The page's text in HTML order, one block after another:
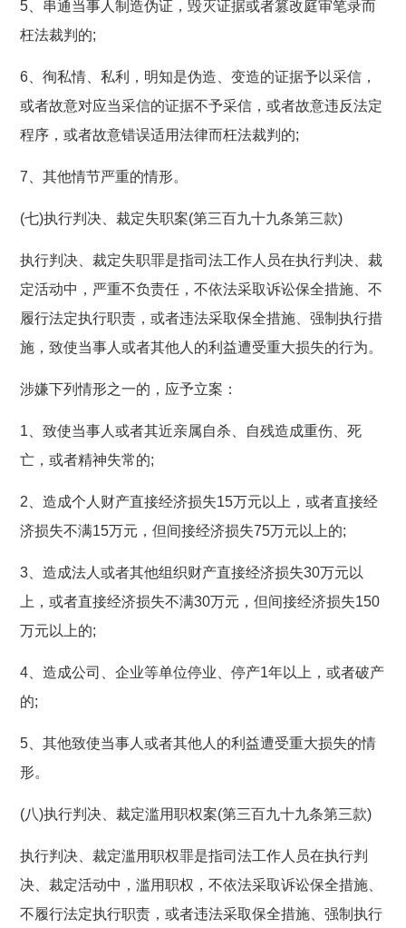
5、串通当事人制造伪证，毁灭证据或者篡改庭审笔录而
枉法裁判的;
6、徇私情、私利，明知是伪造、变造的证据予以采信，
或者故意对应当采信的证据不予采信，或者故意违反法定
程序，或者故意错误适用法律而枉法裁判的;
7、其他情节严重的情形。
(七)执行判决、裁定失职案(第三百九十九条第三款)
执行判决、裁定失职罪是指司法工作人员在执行判决、裁
定活动中，严重不负责任，不依法采取诉讼保全措施、不
履行法定执行职责，或者违法采取保全措施、强制执行措
施，致使当事人或者其他人的利益遭受重大损失的行为。
涉嫌下列情形之一的，应予立案：
1、致使当事人或者其近亲属自杀、自残造成重伤、死
亡，或者精神失常的;
2、造成个人财产直接经济损失15万元以上，或者直接经
济损失不满15万元，但间接经济损失75万元以上的;
3、造成法人或者其他组织财产直接经济损失30万元以
上，或者直接经济损失不满30万元，但间接经济损失150
万元以上的;
4、造成公司、企业等单位停业、停产1年以上，或者破产
的;
5、其他致使当事人或者其他人的利益遭受重大损失的情
形。
(八)执行判决、裁定滥用职权案(第三百九十九条第三款)
执行判决、裁定滥用职权罪是指司法工作人员在执行判
决、裁定活动中，滥用职权，不依法采取诉讼保全措施、
不履行法定执行职责，或者违法采取保全措施、强制执行